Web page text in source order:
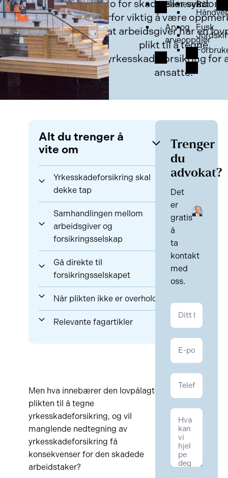
Barnevern
Arv og
arveoppgjør
Båt
Fusk
risiko for skade eller
derfor viktig å være
på at arbeidsgiver har en
plikt til å tegne
yrkesskadeforsikring for
ansatte.
Alt du trenger å
vite om
Yrkesskadeforsikring skal
dekke tap
Samhandlingen mellom
arbeidsgiver og
forsikringsselskap
Gå direkte til
forsikringsselskapet
Når plikten ikke er overholdt
Relevante fagartikler
Men hva innebærer den lovpålagte
plikten til å tegne
yrkesskadeforsikring, og vil
manglende nedtegning av
yrkesskadeforsikring få
konsekvenser for den skadede
arbeidstaker?
Trenger
du
advokat?
Det
er
gratis
å
ta
kontakt
med
oss.
Kontakt